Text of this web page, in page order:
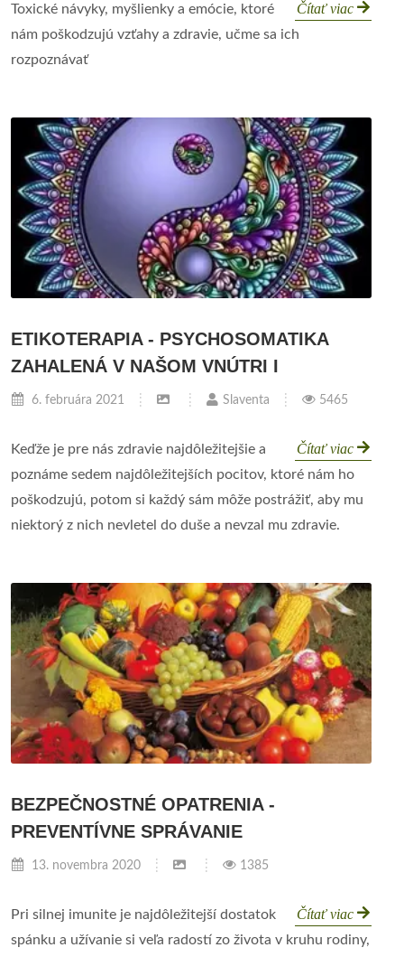
Čítať viac
Toxické návyky, myšlienky a emócie, ktoré
nám poškodzujú vzťahy a zdravie, učme sa ich
rozpoznávať
ETIKOTERAPIA - PSYCHOSOMATIKA
ZAHALENÁ V NAŠOM VNÚTRI I
6. februára 2021 Slaventa 5465
Čítať viac
Keďže je pre nás zdravie najdôležitejšie a
poznáme sedem najdôležitejších pocitov, ktoré nám ho
poškodzujú, potom si každý sám môže postrážiť, aby mu
niektorý z nich nevletel do duše a nevzal mu zdravie.
BEZPEČNOSTNÉ OPATRENIA -
PREVENTÍVNE SPRÁVANIE
13. novembra 2020 1385
Čítať viac
Pri silnej imunite je najdôležitejší dostatok
spánku a užívanie si veľa radostí zo života v kruhu rodiny,